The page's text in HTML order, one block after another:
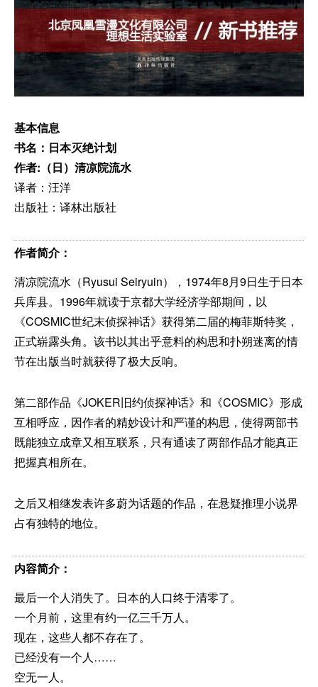
基本信息
书名：日本灭绝计划
作者:（日）清凉院流水
译者：汪洋
出版社：译林出版社
作者简介：
清凉院流水（Ryusui Seiryuin），1974年8月9日生于日本
兵库县。1996年就读于京都大学经济学部期间，以
《COSMIC世纪末侦探神话》获得第二届的梅菲斯特奖，
正式崭露头角。该书以其出乎意料的构思和扑朔迷离的情
节在出版当时就获得了极大反响。
第二部作品《JOKER旧约侦探神话》和《COSMIC》形成
互相呼应，因作者的精妙设计和严谨的构思，使得两部书
既能独立成章又相互联系，只有通读了两部作品才能真正
把握真相所在。
之后又相继发表许多蔚为话题的作品，在悬疑推理小说界
占有独特的地位。
内容简介：
最后一个人消失了。日本的人口终于清零了。
一个月前，这里有约一亿三千万人。
现在，这些人都不存在了。
已经没有一个人……
空无一人。